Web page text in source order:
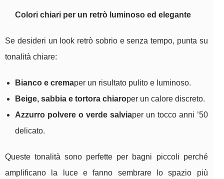
Colori chiari per un retrò luminoso ed elegante
Se desideri un look retrò sobrio e senza tempo, punta su
tonalità chiare:
Bianco e cremaper un risultato pulito e luminoso.
Beige, sabbia e tortora chiaroper un calore discreto.
Azzurro polvere o verde salviaper un tocco anni ’50
delicato.
Queste tonalità sono perfette per bagni piccoli perché
amplificano la luce e fanno sembrare lo spazio più